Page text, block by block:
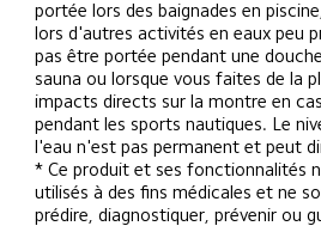
portée lors des baignades en
lors d'autres activités en eaux peu
pas être portée pendant une
sauna ou lorsque vous faites de la
impacts directs sur la montre en
pendant les sports nautiques. Le
l'eau n'est pas permanent et peut
* Ce produit et ses fonctionnalités
utilisés à des fins médicales et ne
prédire, diagnostiquer, prévenir ou